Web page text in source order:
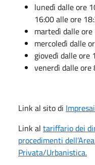
lunedì dalle ore
16:00 alle ore
martedì dalle
mercoledì dalle
giovedì dalle ore
venerdì dalle ore
Link al sito di
Link al tariffario dei
procedimenti
Privata/Urbanistica.